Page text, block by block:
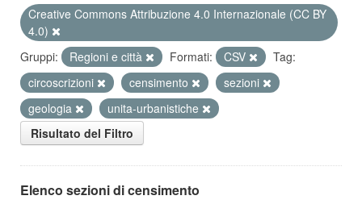
Creative Commons Attribuzione 4.0 Internazionale (CC BY
4.0)
Gruppi:
Regioni e città Formati: CSV
Tag:
circoscrizioni
censimento
sezioni
geologia
unita-urbanistiche
Risultato del Filtro
Elenco sezioni di censimento